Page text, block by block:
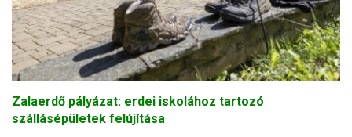
Zalaerdő pályázat: erdei iskolához tartozó
szállásépületek felújítása